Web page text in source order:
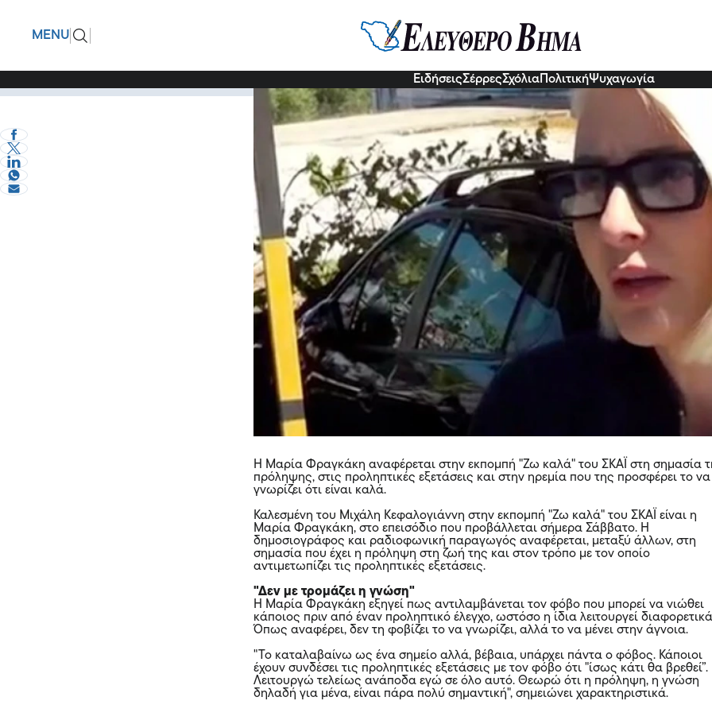
MENU
ΕιδήσειςΣέρρεςΣχόλια ΠολιτικήΨυχαγωγία
Μαρία Φραγκάκη: "Δεν με τρομάζει η
04 Ιου 2026, 11:59
Η Μαρία Φραγκάκη αναφέρεται στην εκπομπή "Ζω καλά" του ΣΚΑΪ στη σημασία
πρόληψης, στις προληπτικές εξετάσεις και στην ηρεμία που της προσφέρει το να
γνωρίζει ότι είναι καλά.
Καλεσμένη του Μιχάλη Κεφαλογιάννη στην εκπομπή "Ζω καλά" του ΣΚΑΪ είναι η
Μαρία Φραγκάκη, στο επεισόδιο που προβάλλεται σήμερα Σάββατο. Η
δημοσιογράφος και ραδιοφωνική παραγωγός αναφέρεται, μεταξύ άλλων, στη
σημασία που έχει η πρόληψη στη ζωή της και στον τρόπο με τον οποίο
αντιμετωπίζει τις προληπτικές εξετάσεις.
"Δεν με τρομάζει η γνώση"
Η Μαρία Φραγκάκη εξηγεί πως αντιλαμβάνεται τον φόβο που μπορεί να νιώθει
κάποιος πριν από έναν προληπτικό έλεγχο, ωστόσο η ίδια λειτουργεί
Όπως αναφέρει, δεν τη φοβίζει το να γνωρίζει, αλλά το να μένει στην άγνοια.
"Το καταλαβαίνω ως ένα σημείο αλλά, βέβαια, υπάρχει πάντα ο φόβος. Κάποιοι
έχουν συνδέσει τις προληπτικές εξετάσεις με τον φόβο ότι "ίσως κάτι θα βρεθεί”.
Λειτουργώ τελείως ανάποδα εγώ σε όλο αυτό. Θεωρώ ότι η πρόληψη, η γνώση
δηλαδή για μένα, είναι πάρα πολύ σημαντική", σημειώνει χαρακτηριστικά.